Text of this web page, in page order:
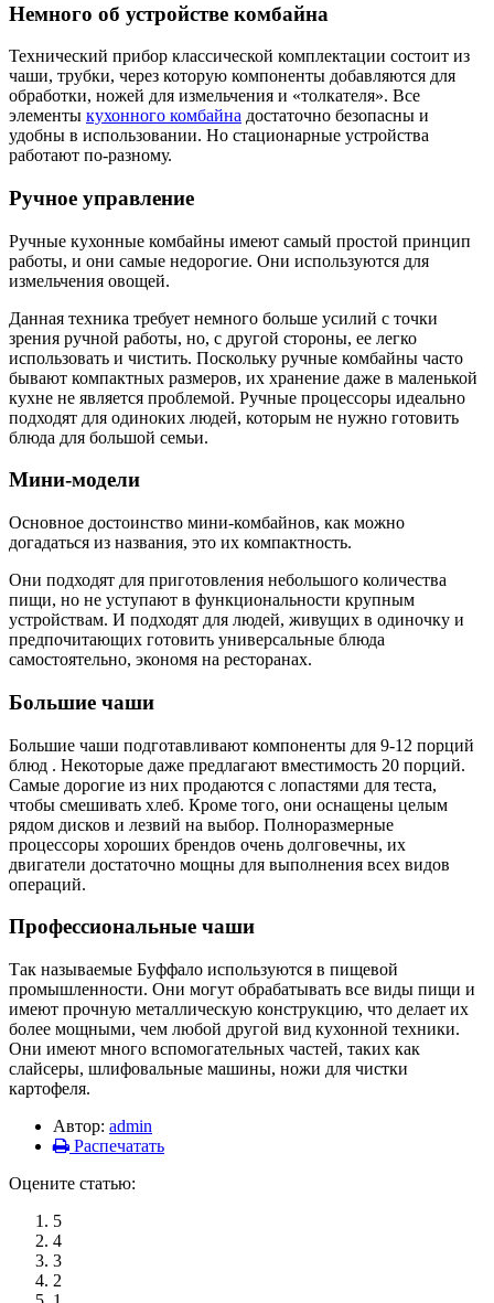
Немного об устройстве комбайна
Технический прибор классической комплектации состоит из
чаши, трубки, через которую компоненты добавляются для
обработки, ножей для измельчения и «толкателя». Все
элементы кухонного комбайна достаточно безопасны и
удобны в использовании. Но стационарные устройства
работают по-разному.
Ручное управление
Ручные кухонные комбайны имеют самый простой принцип
работы, и они самые недорогие. Они используются для
измельчения овощей.
Данная техника требует немного больше усилий с точки
зрения ручной работы, но, с другой стороны, ее легко
использовать и чистить. Поскольку ручные комбайны часто
бывают компактных размеров, их хранение даже в маленькой
кухне не является проблемой. Ручные процессоры идеально
подходят для одиноких людей, которым не нужно готовить
блюда для большой семьи.
Мини-модели
Основное достоинство мини-комбайнов, как можно
догадаться из названия, это их компактность.
Они подходят для приготовления небольшого количества
пищи, но не уступают в функциональности крупным
устройствам. И подходят для людей, живущих в одиночку и
предпочитающих готовить универсальные блюда
самостоятельно, экономя на ресторанах.
Большие чаши
Большие чаши подготавливают компоненты для 9-12 порций
блюд . Некоторые даже предлагают вместимость 20 порций.
Самые дорогие из них продаются с лопастями для теста,
чтобы смешивать хлеб. Кроме того, они оснащены целым
рядом дисков и лезвий на выбор. Полноразмерные
процессоры хороших брендов очень долговечны, их
двигатели достаточно мощны для выполнения всех видов
операций.
Профессиональные чаши
Так называемые Буффало используются в пищевой
промышленности. Они могут обрабатывать все виды пищи и
имеют прочную металлическую конструкцию, что делает их
более мощными, чем любой другой вид кухонной техники.
Они имеют много вспомогательных частей, таких как
слайсеры, шлифовальные машины, ножи для чистки
картофеля.
Автор: admin
Распечатать
Оцените статью:
5
4
3
2